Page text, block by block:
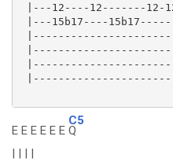
|---12----12-------12-
|---15b17----
E E E E E E
C5
Q
| | | |